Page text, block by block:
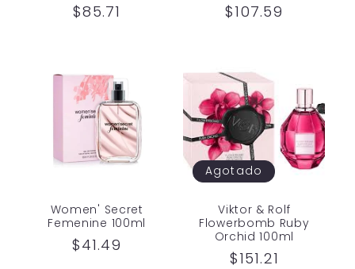
Precio
$85.71
Precio
$107.59
Women' Secret
Femenine 100ml
Precio
$41.49
Agotado
Viktor & Rolf
Flowerbomb Ruby
Orchid 100ml
Precio
$151.21